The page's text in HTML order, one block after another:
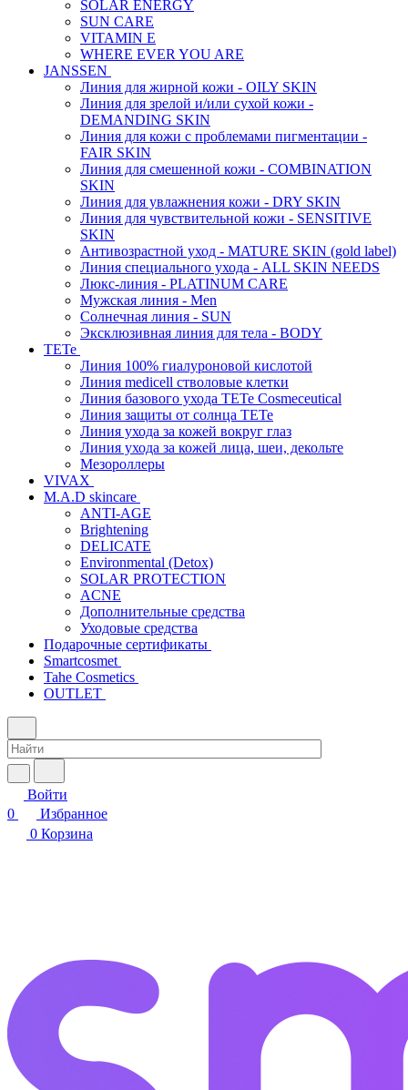
SOLAR ENERGY
SUN CARE
VITAMIN E
WHERE EVER YOU ARE
JANSSEN
Линия для жирной кожи - OILY SKIN
Линия для зрелой и/или сухой кожи -
DEMANDING SKIN
Линия для кожи с проблемами пигментации -
FAIR SKIN
Линия для смешенной кожи - COMBINATION
SKIN
Линия для увлажнения кожи - DRY SKIN
Линия для чувствительной кожи - SENSITIVE
SKIN
Антивозрастной уход - MATURE SKIN (gold label)
Линия специального ухода - ALL SKIN NEEDS
Люкс-линия - PLATINUM CARE
Мужская линия - Men
Солнечная линия - SUN
Эксклюзивная линия для тела - BODY
TETe
Линия 100% гиалуроновой кислотой
Линия medicell стволовые клетки
Линия базового ухода TETe Cosmeceutical
Линия защиты от солнца TETe
Линия ухода за кожей вокруг глаз
Линия ухода за кожей лица, шеи, декольте
Мезороллеры
VIVAX
M.A.D skincare
ANTI-AGE
Brightening
DELICATE
Environmental (Detox)
SOLAR PROTECTION
АCNE
Дополнительные средства
Уходовые средства
Подарочные сертификаты
Smartcosmet
Tahe Cosmetics
OUTLET
Войти
0
Избранное
0 Корзина